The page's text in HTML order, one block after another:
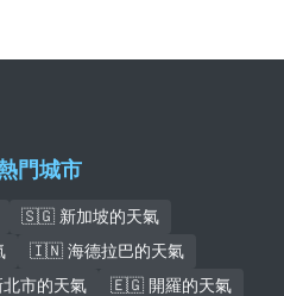
門城市
🇸🇬 新加坡的天氣
🇮🇳 海德拉巴的天氣
市的天氣
🇪🇬 開羅的天氣